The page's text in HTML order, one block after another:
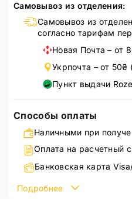
Самовывоз из отделения:
Самовывоз из
согласно тарифам
Новая Почта – от
Укрпочта – от 50₴
Пункт выдачи
Способы оплаты
Наличными при
Оплата на расчетный
Банковская карта
Подробнее ознакомиться
Подробнее